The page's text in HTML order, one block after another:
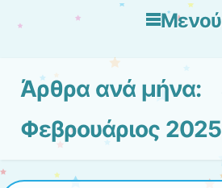
Μενού
Άρθρα ανά μήνα:
Φεβρουάριος 2025